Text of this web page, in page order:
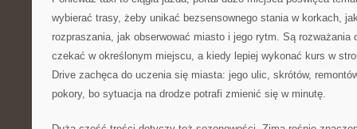
wybierać trasy, żeby unikać bezsensownego stania w korkach,
rozpraszania, jak obserwować miasto i jego rytm. Są rozważania
czekać w określonym miejscu, a kiedy lepiej wykonać kurs w
Drive zachęca do uczenia się miasta: jego ulic, skrótów,
pokory, bo sytuacja na drodze potrafi zmienić się w minutę.